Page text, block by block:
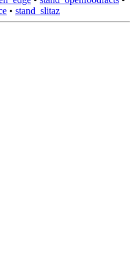
• stand_slitaz